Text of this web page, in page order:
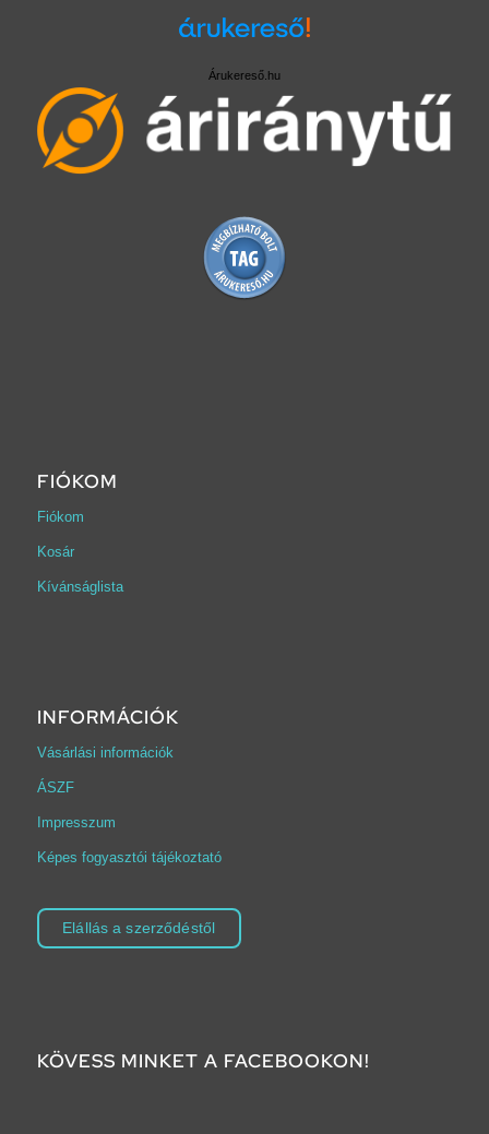
Árukereső.hu
FIÓKOM
Fiókom
Kosár
Kívánságlista
INFORMÁCIÓK
Vásárlási információk
ÁSZF
Impresszum
Képes fogyasztói tájékoztató
Elállás a szerződéstől
KÖVESS MINKET A FACEBOOKON!